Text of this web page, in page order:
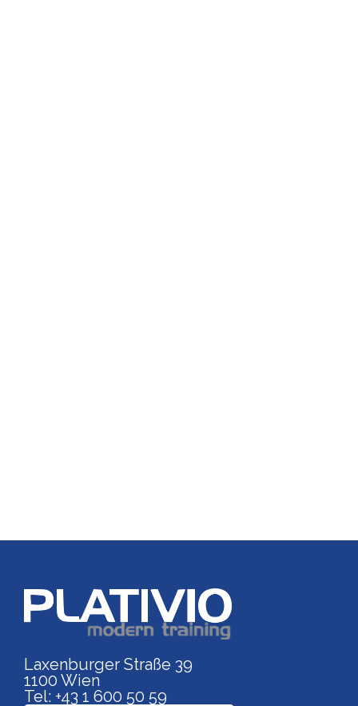
Link zu https://
Laxenburger Straße 39
1100 Wien
Tel: +43 1 600 50 59